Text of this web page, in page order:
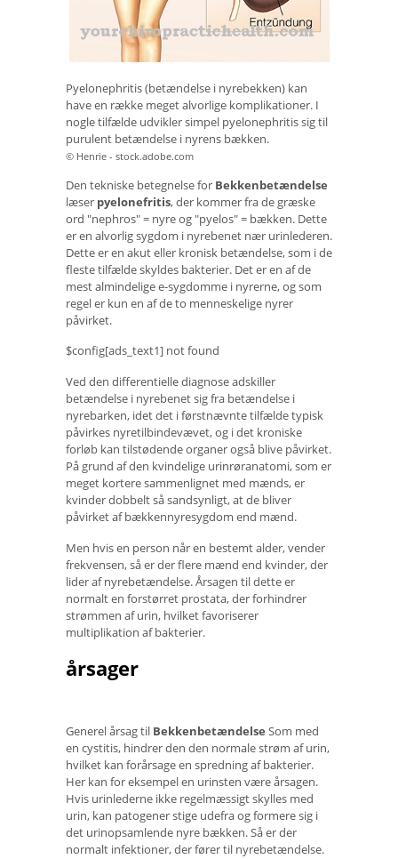
Pyelonephritis (betændelse i nyrebekken) kan
have en række meget alvorlige komplikationer. I
nogle tilfælde udvikler simpel pyelonephritis sig til
purulent betændelse i nyrens bækken.
© Henrie - stock.adobe.com
Den tekniske betegnelse for Bekkenbetændelse
læser pyelonefritis, der kommer fra de græske
ord "nephros" = nyre og "pyelos" = bækken. Dette
er en alvorlig sygdom i nyrebenet nær urinlederen.
Dette er en akut eller kronisk betændelse, som i de
fleste tilfælde skyldes bakterier. Det er en af ​​de
mest almindelige e-sygdomme i nyrerne, og som
regel er kun en af ​​de to menneskelige nyrer
påvirket.
$config[ads_text1] not found
Ved den differentielle diagnose adskiller
betændelse i nyrebenet sig fra betændelse i
nyrebarken, idet det i førstnævnte tilfælde typisk
påvirkes nyretilbindevævet, og i det kroniske
forløb kan tilstødende organer også blive påvirket.
På grund af den kvindelige urinrøranatomi, som er
meget kortere sammenlignet med mænds, er
kvinder dobbelt så sandsynligt, at de bliver
påvirket af bækkennyresygdom end mænd.
Men hvis en person når en bestemt alder, vender
frekvensen, så er der flere mænd end kvinder, der
lider af nyrebetændelse. Årsagen til dette er
normalt en forstørret prostata, der forhindrer
strømmen af ​​urin, hvilket favoriserer
multiplikation af bakterier.
årsager
Generel årsag til Bekkenbetændelse Som med
en cystitis, hindrer den den normale strøm af urin,
hvilket kan forårsage en spredning af bakterier.
Her kan for eksempel en urinsten være årsagen.
Hvis urinlederne ikke regelmæssigt skylles med
urin, kan patogener stige udefra og formere sig i
det urinopsamlende nyre bækken. Så er der
normalt infektioner, der fører til nyrebetændelse.